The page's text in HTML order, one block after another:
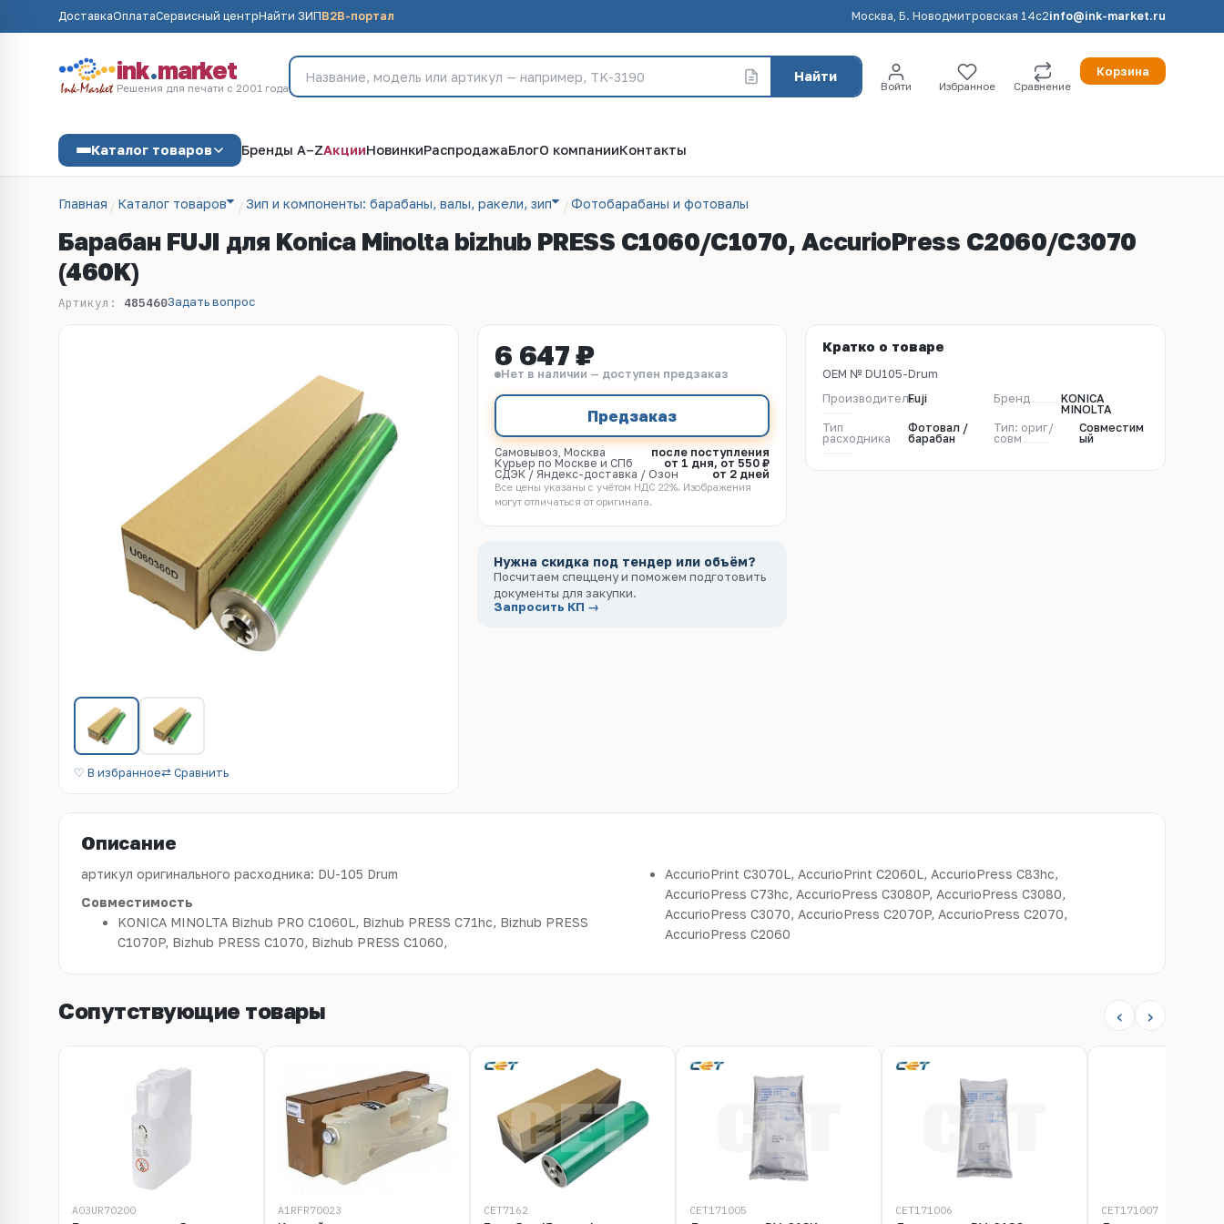
ДоставкаОплатаСервисный центрНайти ЗИПB2B-портал Москва, Б. Новодмитровская 14с2info@ink-market.ru
ink.market
Решения для печати с 2001 года
Найти
Войти Избранное Сравнение
Корзина
Каталог товаров Бренды A–ZАкцииНовинкиРаспродажаБлогО компанииКонтакты
Главная Каталог товаров Зип и компоненты: барабаны, валы, ракели, зип Фотобарабаны и фотовалы
Барабан FUJI для Konica Minolta bizhub PRESS C1060/C1070, AccurioPress C2060/C3070
(460K)
Артикул: 485460Задать вопрос
♡ В избранное⇄ Сравнить
6 647 ₽
Нет в наличии — доступен предзаказ
Предзаказ
Самовывоз, Москва
после поступления
Курьер по Москве и СПб
от 1 дня, от 550 ₽
СДЭК / Яндекс-доставка / Озон
от 2 дней
Все цены указаны с учётом НДС 22%. Изображения
могут отличаться от оригинала.
Нужна скидка под тендер или объём?
Посчитаем спеццену и поможем подготовить
документы для закупки.
Запросить КП →
Кратко о товаре
OEM № DU105-Drum
ПроизводительFuji Бренд
KONICA
MINOLTA
Тип
расходника
Фотовал /
барабан
Тип: ориг/
совм
Совместим
ый
Описание
артикул оригинального расходника: DU-105 Drum
Совместимость
KONICA MINOLTA Bizhub PRO C1060L, Bizhub PRESS C71hc, Bizhub PRESS
C1070P, Bizhub PRESS C1070, Bizhub PRESS C1060,
AccurioPrint C3070L, AccurioPrint C2060L, AccurioPress C83hc,
AccurioPress C73hc, AccurioPress C3080P, AccurioPress C3080,
AccurioPress C3070, AccurioPress C2070P, AccurioPress C2070,
AccurioPress C2060
Сопутствующие товары ‹ ›
A03UR70200 A1RFR70023 CET7162 CET171005 CET171006 CET171007